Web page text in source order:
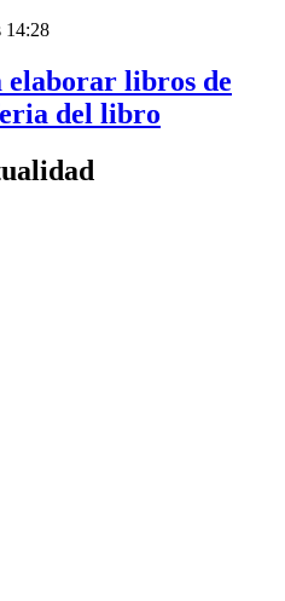
14:28
elaborar libros de
del libro